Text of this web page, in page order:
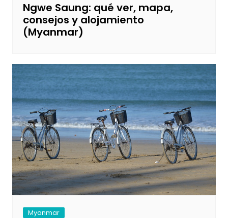
Ngwe Saung: qué ver, mapa,
consejos y alojamiento
(Myanmar)
Myanmar